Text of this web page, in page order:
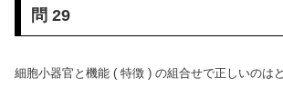
問 29
細胞小器官と機能 ( 特徴 ) の組合せで正しいのは